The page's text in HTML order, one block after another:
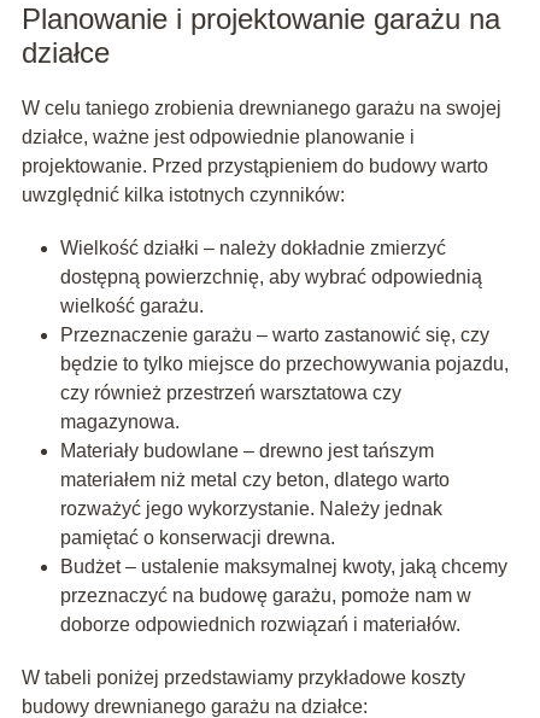
Planowanie i projektowanie garażu na
działce
W celu taniego zrobienia drewnianego garażu na swojej
działce, ważne jest odpowiednie planowanie i
projektowanie. Przed przystąpieniem do budowy warto
uwzględnić kilka istotnych czynników:
Wielkość działki – należy dokładnie zmierzyć
dostępną powierzchnię, aby wybrać odpowiednią
wielkość garażu.
Przeznaczenie garażu – warto zastanowić się, czy
będzie to tylko miejsce do przechowywania pojazdu,
czy również przestrzeń warsztatowa czy
magazynowa.
Materiały budowlane – drewno jest tańszym
materiałem niż metal czy beton, dlatego warto
rozważyć jego wykorzystanie. Należy jednak
pamiętać o konserwacji drewna.
Budżet – ustalenie maksymalnej kwoty, jaką chcemy
przeznaczyć na budowę garażu, pomoże nam w
doborze odpowiednich rozwiązań i materiałów.
W tabeli poniżej przedstawiamy przykładowe koszty
budowy drewnianego garażu na działce: